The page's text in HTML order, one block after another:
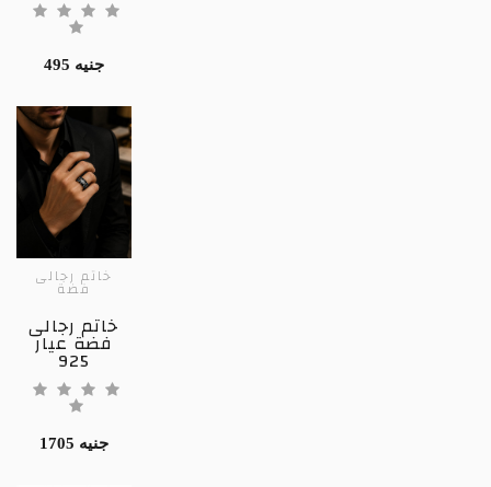
495 جنيه
خاتم رجالى
فضة
خاتم رجالى
فضة عيار
925
1705 جنيه